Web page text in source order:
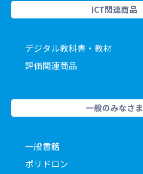
ICT関連商品
デジタル教科書・教材
評価関連商品
一般のみなさま
一般書籍
ポリドロン